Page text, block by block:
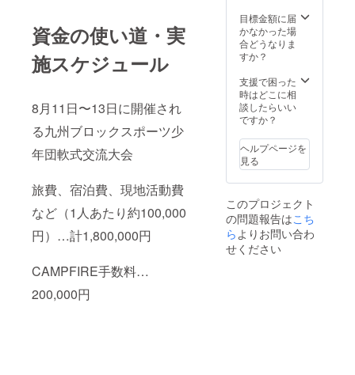
資金の使い道・実
施スケジュール
8月11日〜13日に開催され
る九州ブロックスポーツ少
年団軟式交流大会
旅費、宿泊費、現地活動費
など（1人あたり約100,000
円）…計1,800,000円
CAMPFIRE手数料…
200,000円
ンご連
絡用の
メール
記載く
ださ
い。
会記念
写真 大
会記念
集合写
●子ども
たちか
らの御
礼の手
お、本
リター
ンの内
容を無
載・公
開する
ことは
禁止と
させて
目標金額に届
かなかった場
合どうなりま
すか？
支援で困った
時はどこに相
談したらいい
ですか？
ヘルプページを
見る
このプロジェクト
の問題報告はこち
ら よりお問い合わ
せください